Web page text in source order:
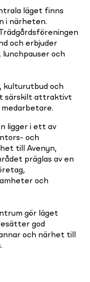
läget finns
i närheten.
och erbjuder
lunchpauser och
kulturutbud och
särskilt attraktivt
ligger i ett av
och
till Avenyn,
präglas av en
och
gör läget
god
och närhet till